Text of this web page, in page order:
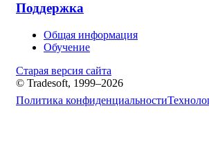
Поддержка
Общая информация
Обучение
Старая версия сайта
© Tradesoft, 1999–2026
Политика конфиденциальности